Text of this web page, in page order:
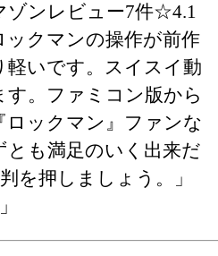
ゾンレビュー7件☆4.1
ックマンの操作が前作
軽いです。スイスイ動
す。ファミコン版から
ロックマン』ファンな
とも満足のいく出来だ
を押しましょう。」